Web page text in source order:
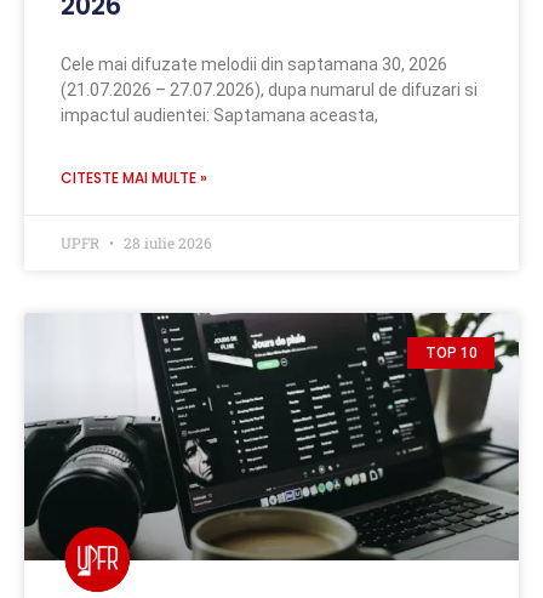
Cele mai difuzate melodii din saptamana 30, 2026
(21.07.2026 – 27.07.2026), dupa numarul de difuzari si
impactul audientei: Saptamana aceasta,
CITESTE MAI MULTE »
UPFR 28 iulie 2026
TOP 10